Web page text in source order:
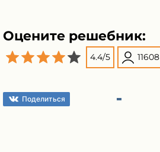
Оцените решебник:
4.4/5 11608
Поделиться